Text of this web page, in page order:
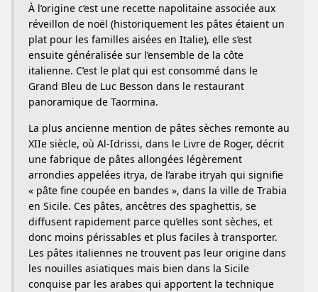
À l’origine c’est une recette napolitaine associée aux
réveillon de noël (historiquement les pâtes étaient un
plat pour les familles aisées en Italie), elle s’est
ensuite généralisée sur l’ensemble de la côte
italienne. C’est le plat qui est consommé dans le
Grand Bleu de Luc Besson dans le restaurant
panoramique de Taormina.
La plus ancienne mention de pâtes sèches remonte au
XIIe siècle, où Al-Idrissi, dans le Livre de Roger, décrit
une fabrique de pâtes allongées légèrement
arrondies appelées itrya, de l’arabe itryah qui signifie
« pâte fine coupée en bandes », dans la ville de Trabia
en Sicile. Ces pâtes, ancêtres des spaghettis, se
diffusent rapidement parce qu’elles sont sèches, et
donc moins périssables et plus faciles à transporter.
Les pâtes italiennes ne trouvent pas leur origine dans
les nouilles asiatiques mais bien dans la Sicile
conquise par les arabes qui apportent la technique